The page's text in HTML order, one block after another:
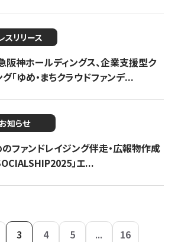
スリリース
阪神ホールディングス、企業支援型ク
「ゆめ・まちクラウドファンデ...
お知らせ
ファンドレイジング伴走・広報物作成
」エ...
3 4 5 ... 16